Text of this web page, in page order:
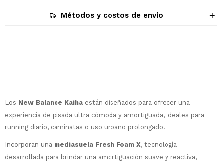
Métodos y costos de envío
Los New Balance Kaiha están diseñados para ofrecer una
experiencia de pisada ultra cómoda y amortiguada, ideales para
running diario, caminatas o uso urbano prolongado.
Incorporan una mediasuela Fresh Foam X, tecnología
desarrollada para brindar una amortiguación suave y reactiva,
¡Sumate a la forma más ágil de
comprar!